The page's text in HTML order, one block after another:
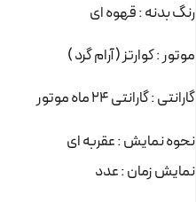
رنگ بدنه : قهوه ای
موتور : کوارتز ( آرام گرد )
گارانتی : گارانتی 24 ماه موتور
نحوه نمایش : عقربه ای
نمایش زمان : عدد